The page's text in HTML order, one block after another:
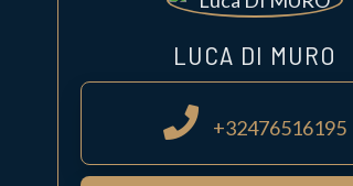
LUCA DI MURO
+32476516195